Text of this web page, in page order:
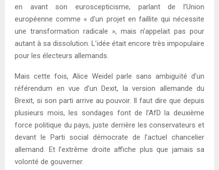
en avant son euroscepticisme, parlant de l’Union
européenne comme « d’un projet en faillite qui nécessite
une transformation radicale », mais n’appelait pas pour
autant à sa dissolution. L’idée était encore très impopulaire
pour les électeurs allemands.
Mais cette fois, Alice Weidel parle sans ambiguïté d’un
référendum en vue d’un Dexit, la version allemande du
Brexit, si son parti arrive au pouvoir. Il faut dire que depuis
plusieurs mois, les sondages font de l’AfD la deuxième
force politique du pays, juste derrière les conservateurs et
devant le Parti social démocrate de l’actuel chancelier
allemand. Et l’extrême droite affiche plus que jamais sa
volonté de gouverner.